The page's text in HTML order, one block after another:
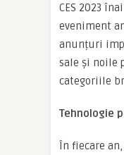
CES 2023
eveniment
anunțuri
sale și noile
categoriile
Tehnologie
În fiecare